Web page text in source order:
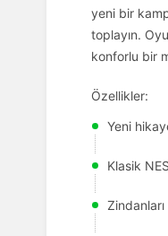
yeni bir
toplayın.
konforlu bir
Özellikler:
Yeni
Klasik